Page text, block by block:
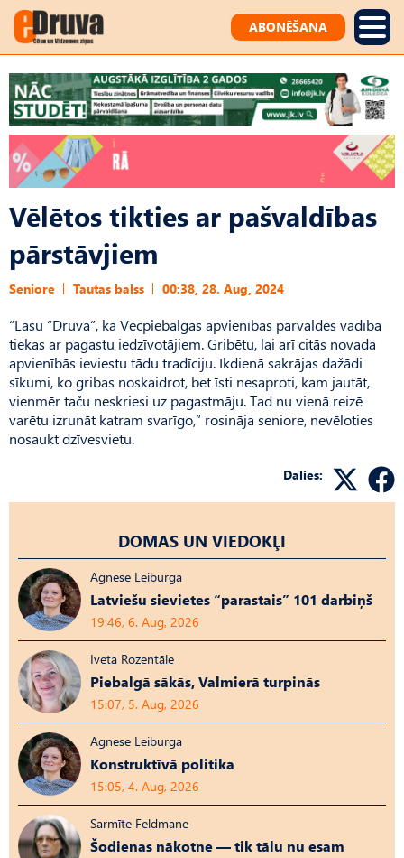
ABONĒŠANA
Vēlētos tikties ar pašvaldības
pārstāvjiem
Seniore Tautas balss 00:38, 28. Aug, 2024
“Lasu “Druvā”, ka Vecpiebalgas apvienības pārvaldes vadība
tiekas ar pagastu iedzīvotājiem. Gribētu, lai arī citās novada
apvienībās ieviestu tādu tradīciju. Ikdienā sakrājas dažādi
sīkumi, ko gribas noskaidrot, bet īsti nesaproti, kam jautāt,
vienmēr taču neskriesi uz pagastmāju. Tad nu vienā reizē
varētu izrunāt katram svarīgo,” rosināja seniore, nevēloties
nosaukt dzīvesvietu.
Dalies:
DOMAS UN VIEDOKĻI
Agnese Leiburga
Latviešu sievietes “parastais” 101 darbiņš
19:46, 6. Aug, 2026
Iveta Rozentāle
Piebalgā sākās, Valmierā turpinās
15:07, 5. Aug, 2026
Agnese Leiburga
Konstruktīvā politika
15:05, 4. Aug, 2026
Sarmīte Feldmane
Šodienas nākotne — tik tālu nu esam